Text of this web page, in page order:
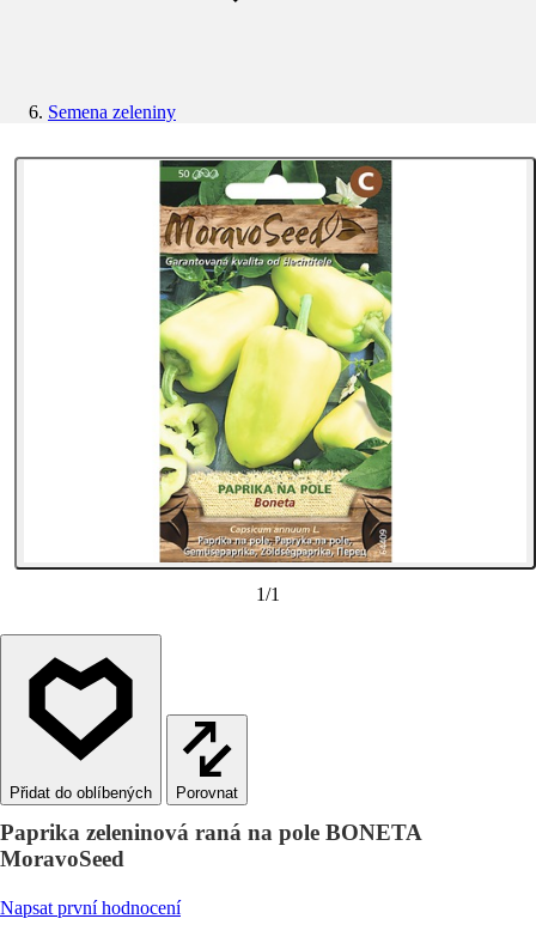
Semena zeleniny
1/1
Porovnat
Paprika zeleninová raná na pole BONETA
MoravoSeed
Napsat první hodnocení